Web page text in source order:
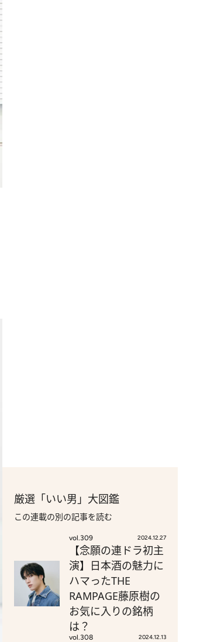
厳選「いい男」大図鑑
この連載の別の記事を読む
vol.309 2024.12.27
【念願の連ドラ初主
演】日本酒の魅力に
ハマったTHE
RAMPAGE藤原樹の
お気に入りの銘柄
は？
vol.308 2024.12.13